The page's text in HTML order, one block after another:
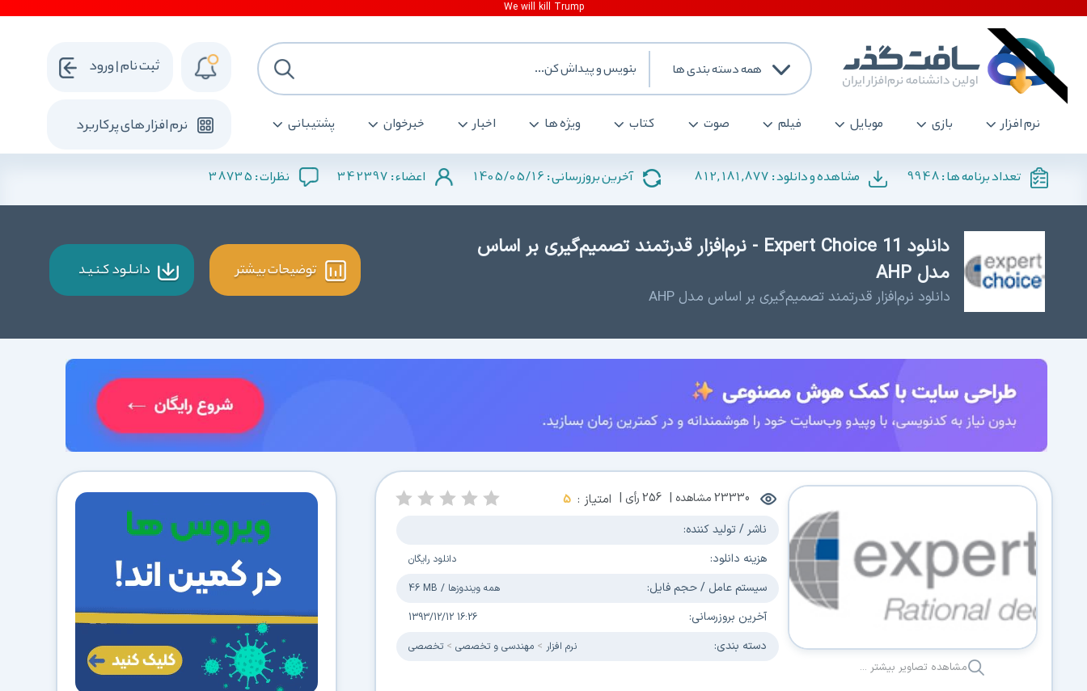
همه دسته بندی ها
نرم افزار بازی موبایل فیلم صوت کتاب ویژه ها اخبار خبرخوان پشتیبانی نرم افزار های پرکاربرد
ثبت نام | ورود
تعداد برنامه ها :9948 مشاهده و دانلود : 812,181,877 آخرین بروزرسانی : 1405/05/16 اعضاء : 342397 نظرات : 38735
دانلود Expert Choice 11 - نرم‌افزار قدرتمند تصمیم‌گیری بر اساس
مدل AHP
دانلود نرم‌افزار قدرتمند تصمیم‌گیری بر اساس مدل AHP
توضیحات بیشتر دانـلـود کـنـیـد
مشاهده تصاویر بیشتر ...
23330مشاهده | 256رأی | امتیاز : 5
ناشر / تولید کننده:
هزینه دانلود:
دانلود رایگان
سیستم عامل / حجم فایل: 46 MB / همه ویندوزها
آخرین بروزرسانی: 1393/12/12 16:26
دسته بندی: نرم افزار مهندسی و تخصصی تخصصی